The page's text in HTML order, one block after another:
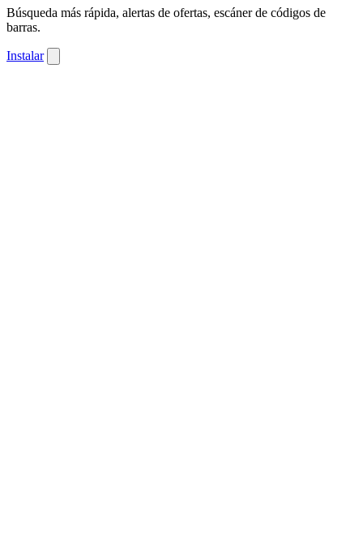
Búsqueda más rápida, alertas de ofertas, escáner de códigos de
barras.
Instalar